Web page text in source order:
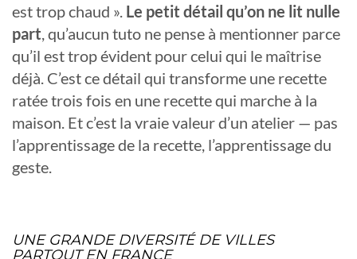
est trop chaud ». Le petit détail qu’on ne lit nulle
part, qu’aucun tuto ne pense à mentionner parce
qu’il est trop évident pour celui qui le maîtrise
déjà. C’est ce détail qui transforme une recette
ratée trois fois en une recette qui marche à la
maison. Et c’est la vraie valeur d’un atelier — pas
l’apprentissage de la recette, l’apprentissage du
geste.
UNE GRANDE DIVERSITÉ DE VILLES
PARTOUT EN FRANCE